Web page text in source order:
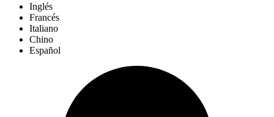
Inglés
Francés
Italiano
Chino
Español